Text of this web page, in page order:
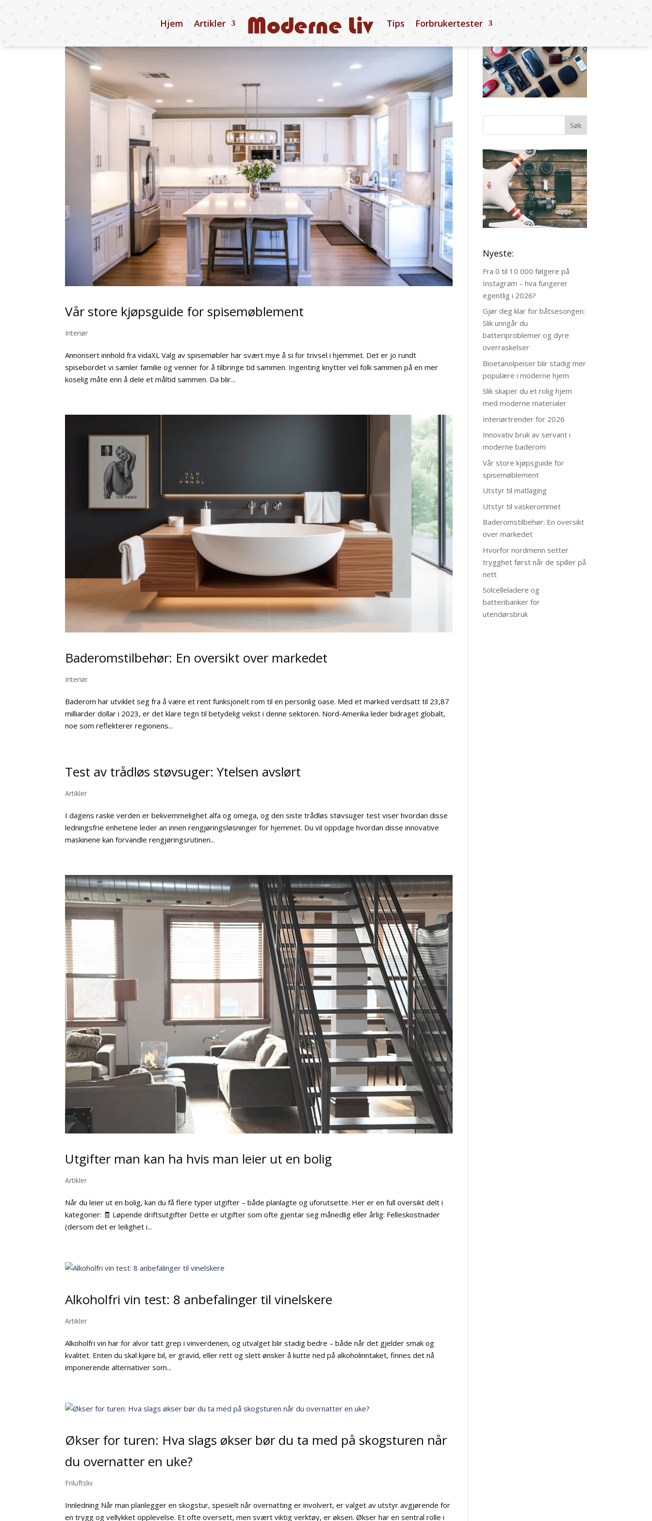
Hjem Artikler Tips Forbrukertester
Vår store kjøpsguide for spisemøblement
Interiør
Annonsert innhold fra vidaXL Valg av spisemøbler har svært mye å si for trivsel i hjemmet. Det er jo rundt
spisebordet vi samler familie og venner for å tilbringe tid sammen. Ingenting knytter vel folk sammen på en mer
koselig måte enn å dele et måltid sammen. Da blir...
Baderomstilbehør: En oversikt over markedet
Interiør
Baderom har utviklet seg fra å være et rent funksjonelt rom til en personlig oase. Med et marked verdsatt til 23,87
milliarder dollar i 2023, er det klare tegn til betydelig vekst i denne sektoren. Nord-Amerika leder bidraget globalt,
noe som reflekterer regionens...
Test av trådløs støvsuger: Ytelsen avslørt
Artikler
I dagens raske verden er bekvemmelighet alfa og omega, og den siste trådløs støvsuger test viser hvordan disse
ledningsfrie enhetene leder an innen rengjøringsløsninger for hjemmet. Du vil oppdage hvordan disse innovative
maskinene kan forvandle rengjøringsrutinen...
Utgifter man kan ha hvis man leier ut en bolig
Artikler
Når du leier ut en bolig, kan du få flere typer utgifter – både planlagte og uforutsette. Her er en full oversikt delt i
kategorier: 🧾 Løpende driftsutgifter Dette er utgifter som ofte gjentar seg månedlig eller årlig: Felleskostnader
(dersom det er leilighet i...
Alkoholfri vin test: 8 anbefalinger til vinelskere
Artikler
Alkoholfri vin har for alvor tatt grep i vinverdenen, og utvalget blir stadig bedre – både når det gjelder smak og
kvalitet. Enten du skal kjøre bil, er gravid, eller rett og slett ønsker å kutte ned på alkoholinntaket, finnes det nå
imponerende alternativer som...
Økser for turen: Hva slags økser bør du ta med på skogsturen når
du overnatter en uke?
Friluftsliv
Innledning Når man planlegger en skogstur, spesielt når overnatting er involvert, er valget av utstyr avgjørende for
en trygg og vellykket opplevelse. Et ofte oversett, men svært viktig verktøy, er øksen. Økser har en sentral rolle i
Nyeste:
Fra 0 til 10 000 følgere på
Instagram – hva fungerer
egentlig i 2026?
Gjør deg klar for båtsesongen:
Slik unngår du
batteriproblemer og dyre
overraskelser
Bioetanolpeiser blir stadig mer
populære i moderne hjem
Slik skaper du et rolig hjem
med moderne materialer
Interiørtrender for 2026
Innovativ bruk av servant i
moderne baderom
Vår store kjøpsguide for
spisemøblement
Utstyr til matlaging
Utstyr til vaskerommet
Baderomstilbehør: En oversikt
over markedet
Hvorfor nordmenn setter
trygghet først når de spiller på
nett
Solcelleladere og
batteribanker for
utendørsbruk